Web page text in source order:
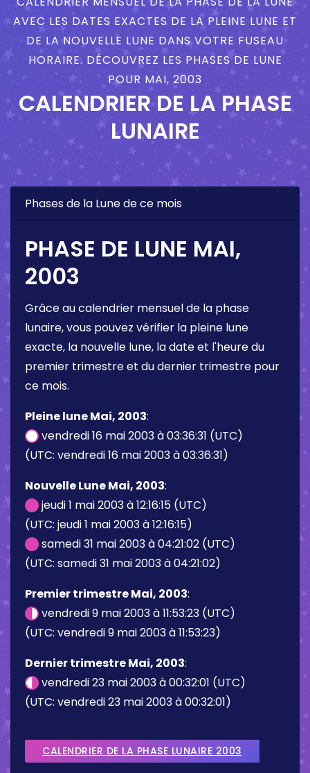
AVEC LES DATES EXACTES DE LA PLEINE LUNE ET
DE LA NOUVELLE LUNE DANS VOTRE FUSEAU
HORAIRE. DÉCOUVREZ LES PHASES DE LUNE
POUR MAI, 2003
CALENDRIER DE LA PHASE
LUNAIRE
Phases de la Lune de ce mois
PHASE DE LUNE MAI,
2003
Grâce au calendrier mensuel de la phase
lunaire, vous pouvez vérifier la pleine lune
exacte, la nouvelle lune, la date et l'heure du
premier trimestre et du dernier trimestre pour
ce mois.
Pleine lune Mai, 2003:
vendredi 16 mai 2003 à 03:36:31 (UTC)
(UTC: vendredi 16 mai 2003 à 03:36:31)
Nouvelle Lune Mai, 2003:
jeudi 1 mai 2003 à 12:16:15 (UTC)
(UTC: jeudi 1 mai 2003 à 12:16:15)
samedi 31 mai 2003 à 04:21:02 (UTC)
(UTC: samedi 31 mai 2003 à 04:21:02)
Premier trimestre Mai, 2003:
vendredi 9 mai 2003 à 11:53:23 (UTC)
(UTC: vendredi 9 mai 2003 à 11:53:23)
Dernier trimestre Mai, 2003:
vendredi 23 mai 2003 à 00:32:01 (UTC)
(UTC: vendredi 23 mai 2003 à 00:32:01)
CALENDRIER DE LA PHASE LUNAIRE 2003